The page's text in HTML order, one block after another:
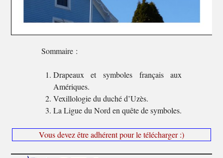
Sommaire :
Drapeaux et symboles français aux
Amériques.
Vexillologie du duché d’Uzès.
La Ligue du Nord en quête de symboles.
Vous devez être adhérent pour le télécharger :)